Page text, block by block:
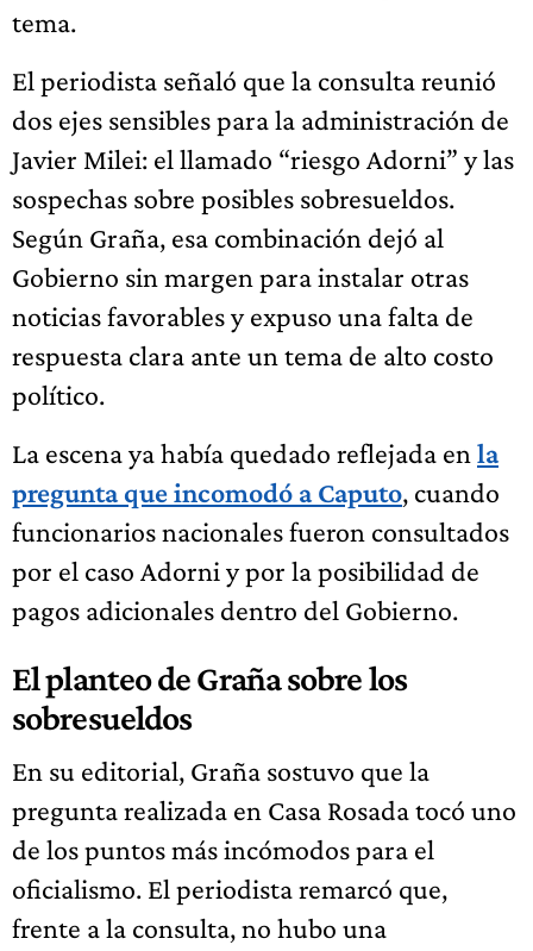
tema.
El periodista señaló que la consulta reunió
dos ejes sensibles para la administración de
Javier Milei: el llamado “riesgo Adorni” y las
sospechas sobre posibles sobresueldos.
Según Graña, esa combinación dejó al
Gobierno sin margen para instalar otras
noticias favorables y expuso una falta de
respuesta clara ante un tema de alto costo
político.
La escena ya había quedado reflejada en la
pregunta que incomodó a Caputo, cuando
funcionarios nacionales fueron consultados
por el caso Adorni y por la posibilidad de
pagos adicionales dentro del Gobierno.
El planteo de Graña sobre los
sobresueldos
En su editorial, Graña sostuvo que la
pregunta realizada en Casa Rosada tocó uno
de los puntos más incómodos para el
oficialismo. El periodista remarcó que,
frente a la consulta, no hubo una